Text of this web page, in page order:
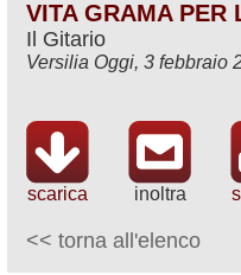
VITA GRAMA PER
Il Gitario
Versilia Oggi, 3 febbraio
scarica inoltra
<< torna all'elenco